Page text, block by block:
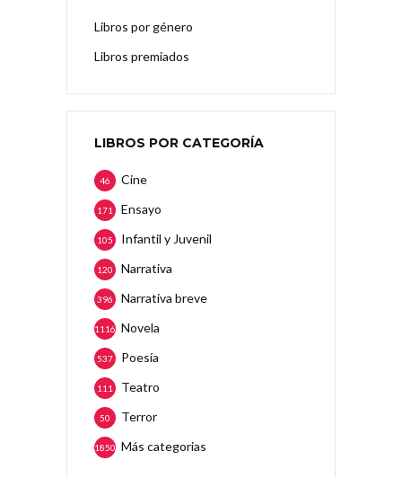
Libros por género
Libros premiados
LIBROS POR CATEGORÍA
Cine
46
Ensayo
171
Infantil y Juvenil
105
Narrativa
120
Narrativa breve
396
Novela
1116
Poesía
537
Teatro
111
Terror
50
Más categorias
1850